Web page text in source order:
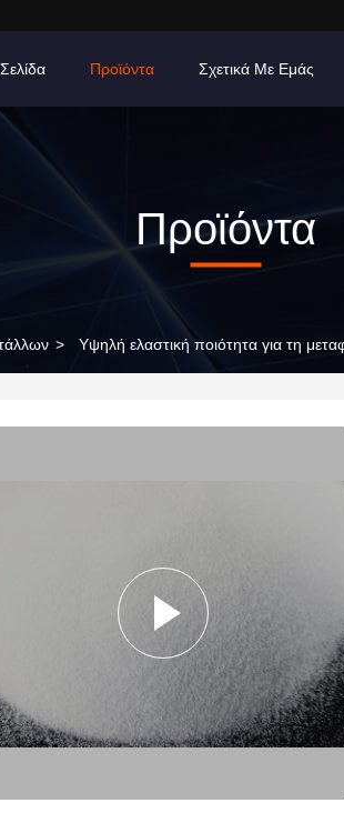
Προϊόντα Σχετικά Με Εμάς
Προϊόντα
> Υψηλή ελαστική ποιότητα για τη